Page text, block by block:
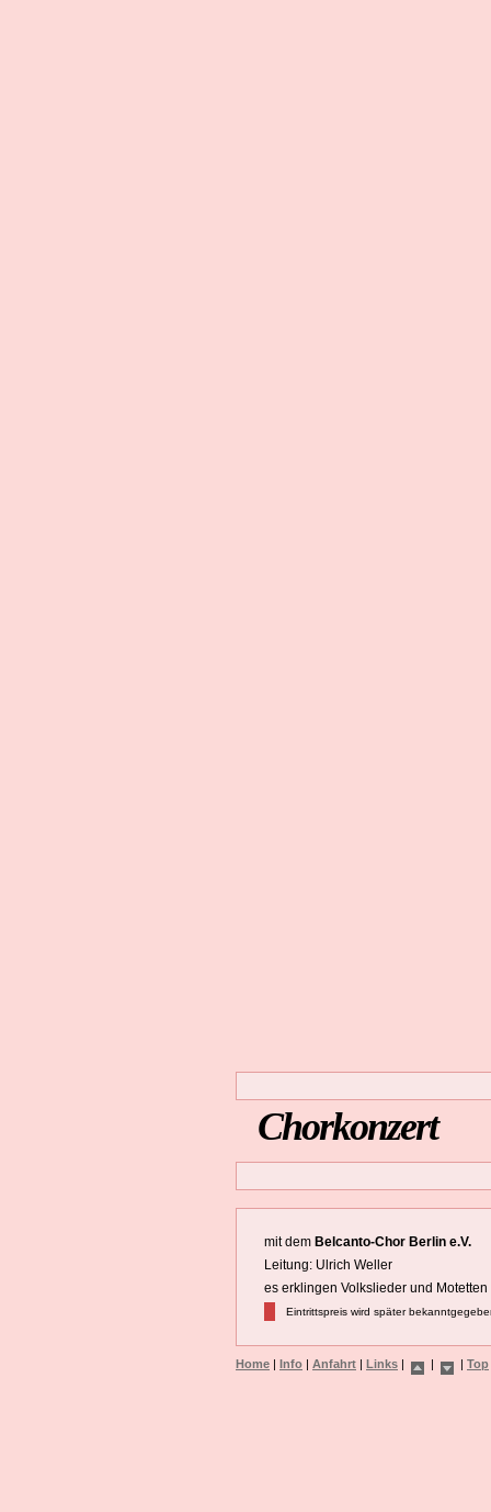
Chorkonzert
mit dem Belcanto-Chor Berlin e.V.
Leitung: Ulrich Weller
es erklingen Volkslieder und
Eintrittspreis wird später
Home | Info | Anfahrt | Links | | | Top